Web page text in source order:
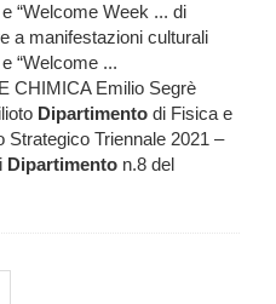
e “Welcome Week ... di
a manifestazioni culturali
e “Welcome ...
CHIMICA Emilio Segrè
Dipartimento di Fisica e
Triennale 2021 –
Dipartimento n.8 del